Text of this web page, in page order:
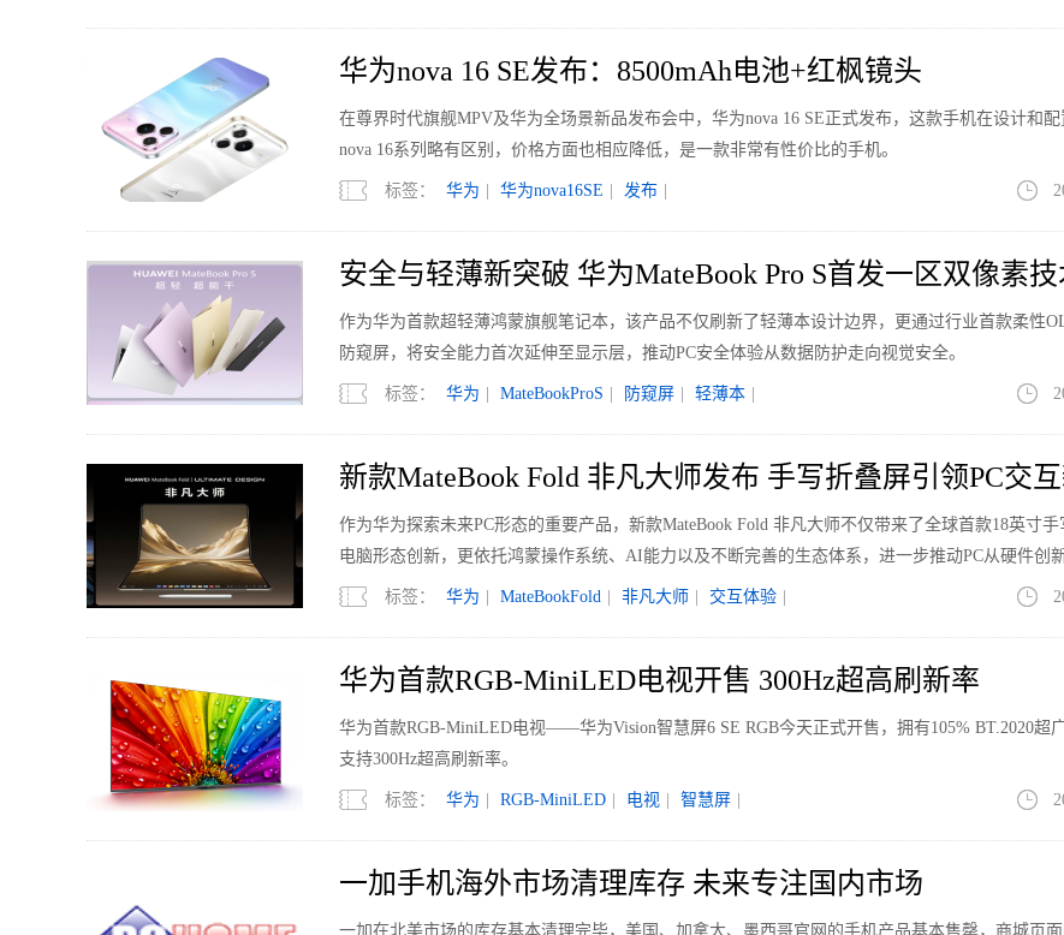
华为nova 16 SE发布：8500mAh电池+红枫镜头
在尊界时代旗舰MPV及华为全场景新品发布会中，华为nova 16 SE正式发布，这款手机在设计和配
nova 16系列略有区别，价格方面也相应降低，是一款非常有性价比的手机。
标签： 华为 华为nova16SE 发布
安全与轻薄新突破 华为MateBook Pro S首发一区双像素技
窥屏
作为华为首款超轻薄鸿蒙旗舰笔记本，该产品不仅刷新了轻薄本设计边界，更通过行业首款柔性
防窥屏，将安全能力首次延伸至显示层，推动PC安全体验从数据防护走向视觉安全。
标签： 华为 MateBookProS 防窥屏 轻薄本
新款MateBook Fold 非凡大师发布 手写折叠屏引领PC交
验
作为华为探索未来PC形态的重要产品，新款MateBook Fold 非凡大师不仅带来了全球首款18英寸
电脑形态创新，更依托鸿蒙操作系统、AI能力以及不断完善的生态体系，进一步推动PC从硬件创
统级体验创新。
标签： 华为 MateBookFold 非凡大师 交互体验
华为首款RGB-MiniLED电视开售 300Hz超高刷新率
华为首款RGB-MiniLED电视——华为Vision智慧屏6 SE RGB今天正式开售，拥有105% BT.2020超广
支持300Hz超高刷新率。
标签： 华为 RGB-MiniLED 电视 智慧屏
一加手机海外市场清理库存 未来专注国内市场
一加在北美市场的库存基本清理完毕，美国、加拿大、墨西哥官网的手机产品基本售罄，商城页